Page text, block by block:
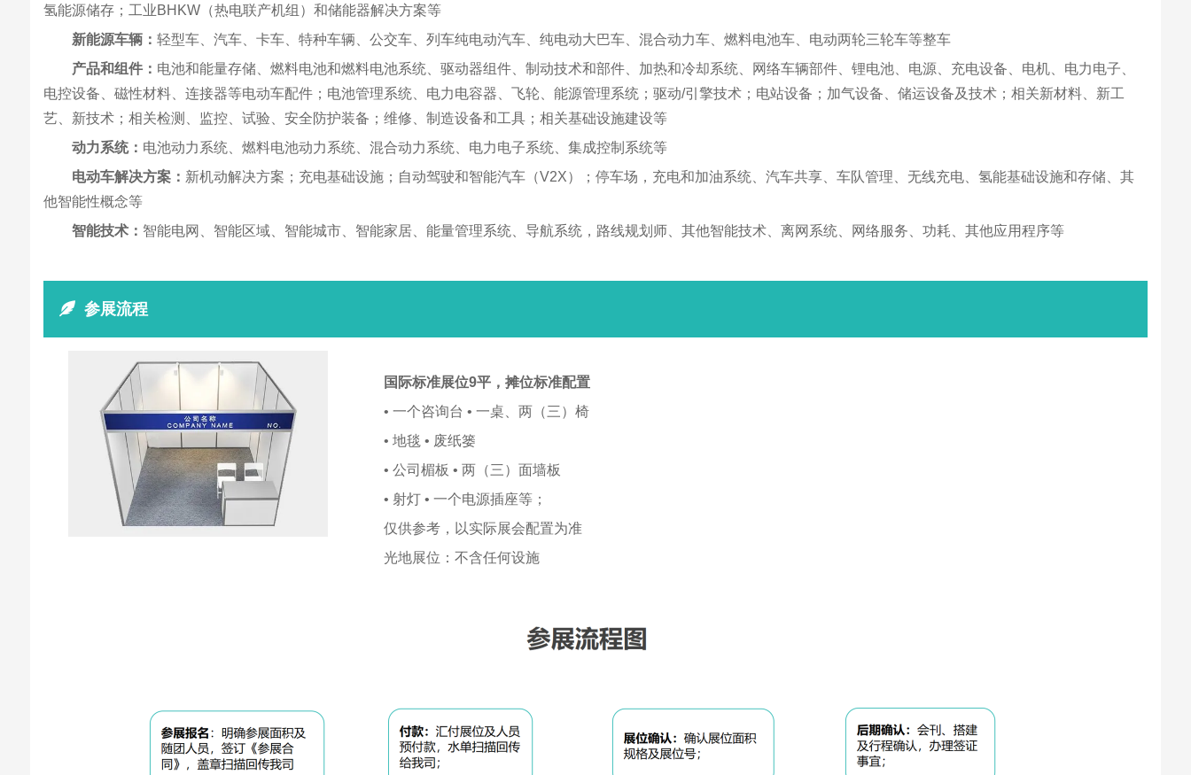
氢能源储存；工业BHKW（热电联产机组）和储能器解决方案等
新能源车辆： 轻型车、汽车、卡车、特种车辆、公交车、列车纯电动汽车、纯电动大巴车、混合动力车、燃料电池车、电动两轮三轮车等整车
产品和组件： 电池和能量存储、燃料电池和燃料电池系统、驱动器组件、制动技术和部件、加热和冷却系统、网络车辆部件、锂电池、电源、充电设备、电机、电力电子、
电控设备、磁性材料、连接器等电动车配件；电池管理系统、电力电容器、飞轮、能源管理系统；驱动/引擎技术；电站设备；加气设备、储运设备及技术；相关新材料、新工
艺、新技术；相关检测、监控、试验、安全防护装备；维修、制造设备和工具；相关基础设施建设等
动力系统： 电池动力系统、燃料电池动力系统、混合动力系统、电力电子系统、集成控制系统等
电动车解决方案： 新机动解决方案；充电基础设施；自动驾驶和智能汽车（V2X）；停车场，充电和加油系统、汽车共享、车队管理、无线充电、氢能基础设施和存储、其
他智能性概念等
智能技术： 智能电网、智能区域、智能城市、智能家居、能量管理系统、导航系统，路线规划师、其他智能技术、离网系统、网络服务、功耗、其他应用程序等
参展流程
国际标准展位9平，摊位标准配置
• 一个咨询台 • 一桌、两（三）椅
• 地毯 • 废纸篓
• 公司楣板 • 两（三）面墙板
• 射灯 • 一个电源插座等；
仅供参考，以实际展会配置为准
光地展位：不含任何设施